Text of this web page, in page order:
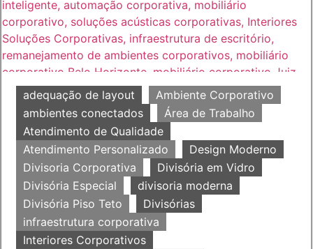
adequação de layout
Ambiente Corporativo
ambientes conectados
Área de Trabalho
Atendimento de Qualidade
Atendimento Personalizado
Design Moderno
Divisoria Corporativa
Divisória em Vidro
Divisória Especial
divisoria moderna
Divisória Piso Teto
Divisórias
infraestrutura corporativa
Interiores Corporativos